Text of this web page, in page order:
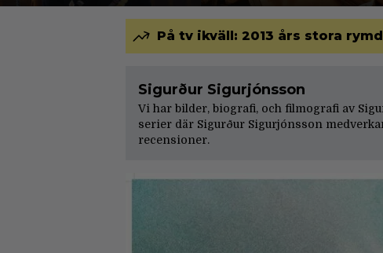
På tv ikväll: 2013 års stora
Sigurður Sigurjónsson
Vi har bilder, biografi, och filmografi av
serier där Sigurður Sigurjónsson
recensioner.